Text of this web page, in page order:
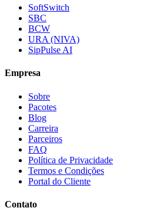
SoftSwitch
SBC
BCW
URA (NIVA)
SipPulse AI
Empresa
Sobre
Pacotes
Blog
Carreira
Parceiros
FAQ
Política de Privacidade
Termos e Condições
Portal do Cliente
Contato